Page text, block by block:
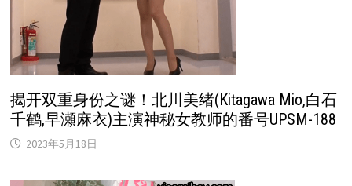
揭开双重身份之谜！北川美绪(Kitagawa Mio,白石
千鹤,早瀬麻衣)主演神秘女教师的番号UPSM-188
2023年5月18日